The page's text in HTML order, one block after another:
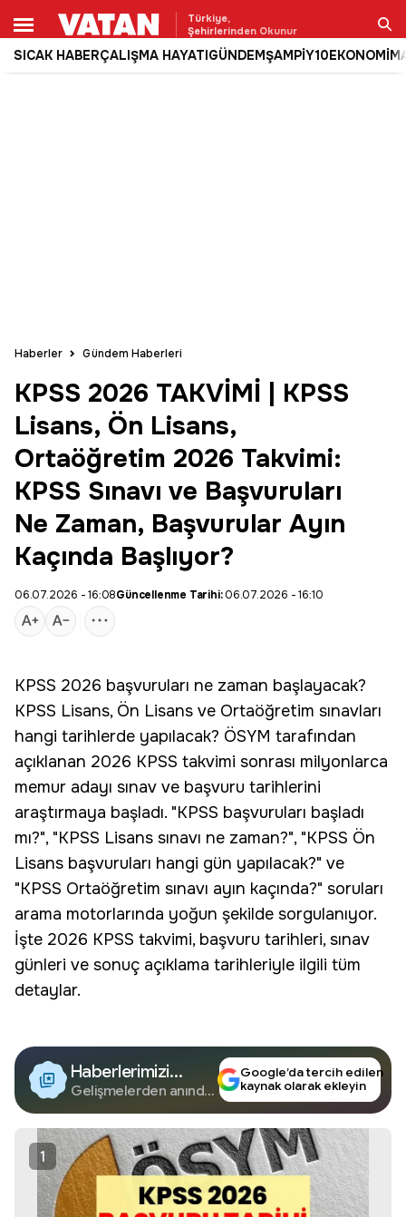
Türkiye,
Şehirlerinden Okunur
SICAK HABERÇALIŞMA HAYATIGÜNDEMŞAMPİY10EKONOMİ
Ara
Haberler Gündem Haberleri
KPSS 2026 TAKVİMİ | KPSS
Lisans, Ön Lisans,
Ortaöğretim 2026 Takvimi:
KPSS Sınavı ve Başvuruları
Ne Zaman, Başvurular Ayın
Kaçında Başlıyor?
06.07.2026 - 16:08Güncellenme Tarihi:06.07.2026 - 16:10
KPSS 2026 başvuruları ne zaman başlayacak?
KPSS Lisans, Ön Lisans ve Ortaöğretim sınavları
hangi tarihlerde yapılacak? ÖSYM tarafından
açıklanan 2026 KPSS takvimi sonrası milyonlarca
memur adayı sınav ve başvuru tarihlerini
araştırmaya başladı. "KPSS başvuruları başladı
mı?", "KPSS Lisans sınavı ne zaman?", "KPSS Ön
Lisans başvuruları hangi gün yapılacak?" ve
"KPSS Ortaöğretim sınavı ayın kaçında?" soruları
arama motorlarında yoğun şekilde sorgulanıyor.
İşte 2026 KPSS takvimi, başvuru tarihleri, sınav
günleri ve sonuç açıklama tarihleriyle ilgili tüm
detaylar.
Haberlerimizi
Google'da Takip
Edin
Gelişmelerden anında
Google’da tercih edilen
kaynak olarak ekleyin
1